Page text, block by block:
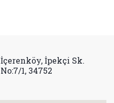
İçerenköy, İpekçi Sk.
No:7/1, 34752